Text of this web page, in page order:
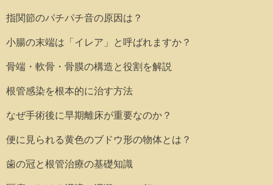
指関節のパチパチ音の原因は？
小腸の末端は「イレア」と呼ばれますか？
骨端・軟骨・骨膜の構造と役割を解説
根管感染を根本的に治す方法
なぜ手術後に早期離床が重要なのか？
便に見られる黄色のブドウ形の物体とは？
歯の冠と根管治療の基礎知識